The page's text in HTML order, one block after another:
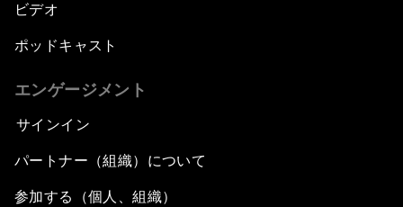
ビデオ
ポッドキャスト
エンゲージメント
サインイン
パートナー（組織）について
参加する（個人、組織）